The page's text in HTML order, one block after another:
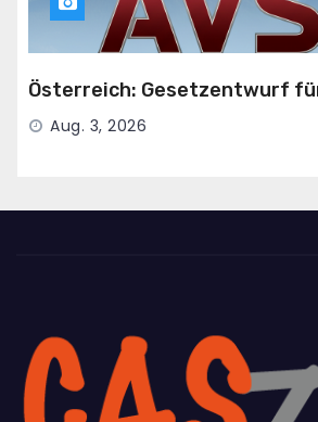
Österreich: Gesetzentwurf
Aug. 3, 2026